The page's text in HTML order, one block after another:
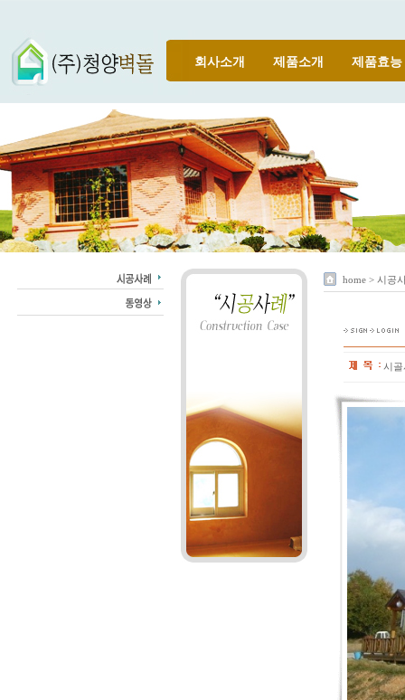
회사소개 제품소개 제품효능
home > 시공
시골